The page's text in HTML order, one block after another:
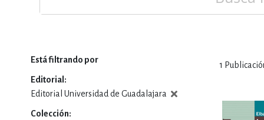
1
Está filtrando por
Editorial
Editorial Universidad de Guadalajara
Colección